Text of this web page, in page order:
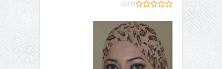
10339